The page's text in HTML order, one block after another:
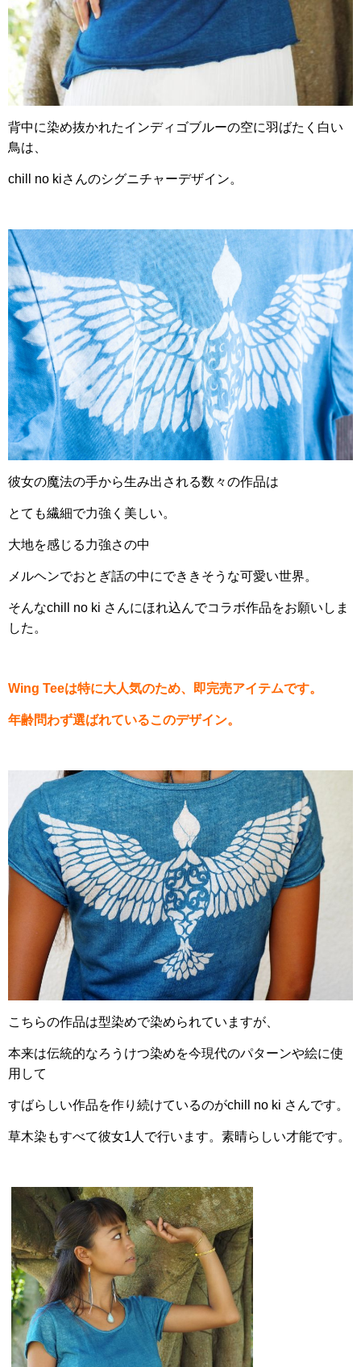
背中に染め抜かれたインディゴブルーの空に羽ばたく白い
鳥は、
chill no kiさんのシグニチャーデザイン。
彼女の魔法の手から生み出される数々の作品は
とても繊細で力強く美しい。
大地を感じる力強さの中
メルヘンでおとぎ話の中にでききそうな可愛い世界。
そんなchill no ki さんにほれ込んでコラボ作品をお願いしま
した。
Wing Teeは特に大人気のため、即完売アイテムです。
年齢問わず選ばれているこのデザイン。
こちらの作品は型染めで染められていますが、
本来は伝統的なろうけつ染めを今現代のパターンや絵に使
用して
すばらしい作品を作り続けているのがchill no ki さんです。
草木染もすべて彼女1人で行います。素晴らしい才能です。